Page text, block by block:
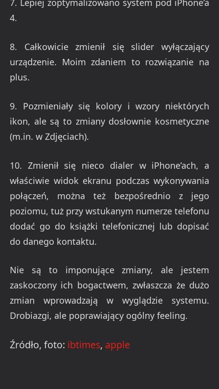
7. Lepiej zoptymalizowano system pod iPhone’a
4.
8. Całkowicie zmienił się slider wyłączający
urządzenie. Moim zdaniem to rozwiązanie na
plus.
9. Pozmieniały się kolory i wzory niektórych
ikon, ale są to zmiany dosłownie kosmetyczne
(m.in. w Zdjęciach).
10. Zmienił się nieco dialer w iPhone’ach, a
właściwie widok ekranu podczas wykonywania
połączeń, można też bezpośrednio z jego
poziomu, tuż przy wstukanym numerze telefonu
dodać go do książki telefonicznej lub dopisać
do danego kontaktu.
Nie są to imponujące zmiany, ale jestem
zaskoczony ich bogactwem, zwłaszcza że dużo
zmian wprowadzają w wyglądzie systemu.
Drobiazgi, ale poprawiający ogólny feeling.
Źródło, foto: ibtimes, apple